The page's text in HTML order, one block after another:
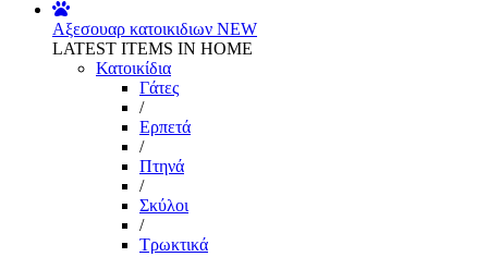
Αξεσουαρ κατοικιδιων NEW
LATEST ITEMS IN HOME
Κατοικίδια
Γάτες
/
Ερπετά
/
Πτηνά
/
Σκύλοι
/
Τρωκτικά